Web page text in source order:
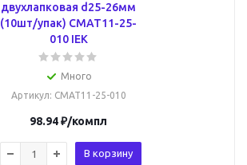
двухлапковая d25-26мм
(10шт/упак) CMAT11-25-
010 IEK
Много
Артикул: CMAT11-25-010
98.94₽/компл
В корзину